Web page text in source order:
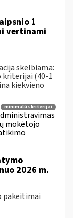
1
vertinami
skelbiama:
kriterijai (40-1
kiekvieno
minimalūs kriterijai
mokėtojo
nuo 2026 m.
pakeitimai